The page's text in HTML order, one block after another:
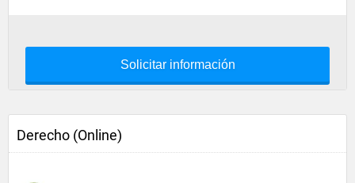
Solicitar información
Derecho (Online)